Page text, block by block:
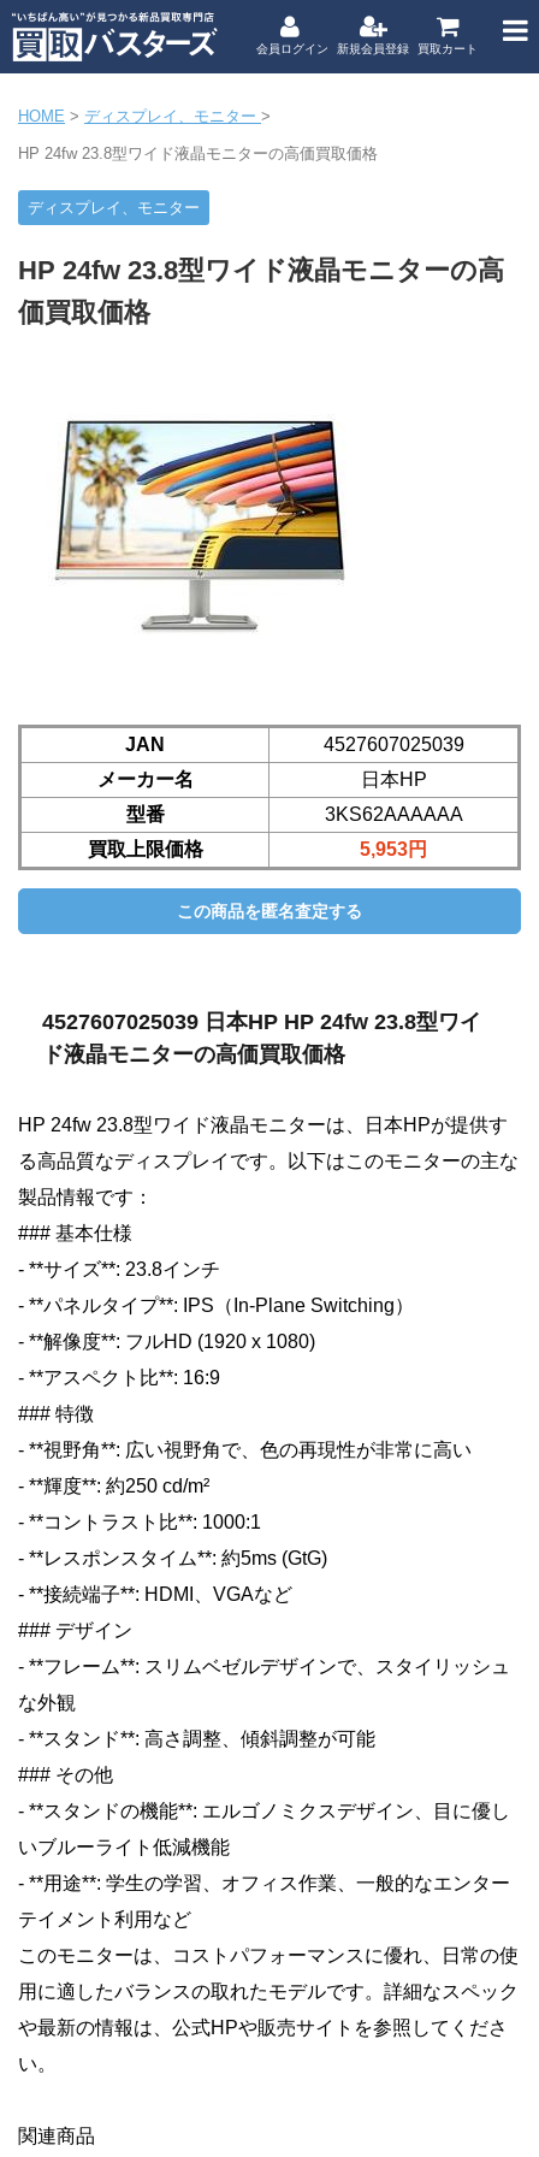
会員ログイン 新規会員登録 買取カート
HOME > ディスプレイ、モニター >
HP 24fw 23.8型ワイド液晶モニターの高価買取価格
ディスプレイ、モニター
HP 24fw 23.8型ワイド液晶モニターの高
価買取価格
JAN
4527607025039
メーカー名
日本HP
型番
3KS62AAAAAA
買取上限価格
5,953円
4527607025039 日本HP HP 24fw 23.8型ワイ
ド液晶モニターの高価買取価格
HP 24fw 23.8型ワイド液晶モニターは、日本HPが提供す
る高品質なディスプレイです。以下はこのモニターの主な
製品情報です：
### 基本仕様
- **サイズ**: 23.8インチ
- **パネルタイプ**: IPS（In-Plane Switching）
- **解像度**: フルHD (1920 x 1080)
- **アスペクト比**: 16:9
### 特徴
- **視野角**: 広い視野角で、色の再現性が非常に高い
- **輝度**: 約250 cd/m²
- **コントラスト比**: 1000:1
- **レスポンスタイム**: 約5ms (GtG)
- **接続端子**: HDMI、VGAなど
### デザイン
- **フレーム**: スリムベゼルデザインで、スタイリッシュ
な外観
- **スタンド**: 高さ調整、傾斜調整が可能
### その他
- **スタンドの機能**: エルゴノミクスデザイン、目に優し
いブルーライト低減機能
- **用途**: 学生の学習、オフィス作業、一般的なエンター
テイメント利用など
このモニターは、コストパフォーマンスに優れ、日常の使
用に適したバランスの取れたモデルです。詳細なスペック
や最新の情報は、公式HPや販売サイトを参照してくださ
い。
関連商品